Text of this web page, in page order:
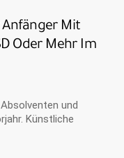
Anfänger Mit
Oder Mehr Im
und
Künstliche